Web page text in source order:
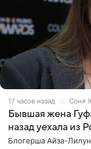
17 часов назад Соня
Бывшая жена
назад уехала из
Блогерша Айза-